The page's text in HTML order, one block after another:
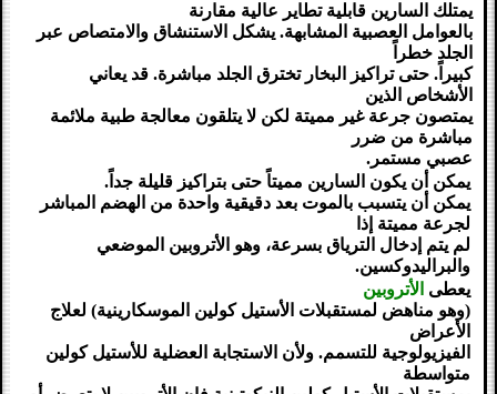
يمتلك السارين قابلية تطاير عالية مقارنة
بالعوامل العصبية المشابهة. يشكل الاستنشاق والامتصاص عبر
الجلد خطراً
كبيراً. حتى تراكيز البخار تخترق الجلد مباشرة. قد يعاني
الأشخاص الذين
يمتصون جرعة غير مميتة لكن لا يتلقون معالجة طبية ملائمة
مباشرة من ضرر
عصبي مستمر.
يمكن أن يكون السارين مميتاً حتى بتراكيز قليلة جداً.
يمكن أن يتسبب بالموت بعد دقيقية واحدة من الهضم المباشر
لجرعة مميتة إذا
لم يتم إدخال الترياق بسرعة، وهو الأتروبين الموضعي
والبراليدوكسين.
يعطى الأتروبين
(وهو مناهض لمستقبلات الأستيل كولين الموسكارينية) لعلاج
الأعراض
الفيزيولوجية للتسمم. ولأن الاستجابة العضلية للأستيل كولين
متواسطة